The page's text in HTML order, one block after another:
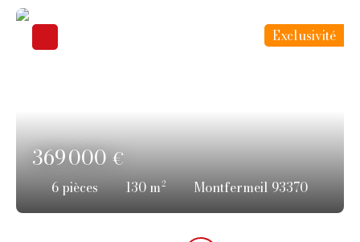
369 000€
6 pièces 130 m² Montfermeil 93370
Exclusivité